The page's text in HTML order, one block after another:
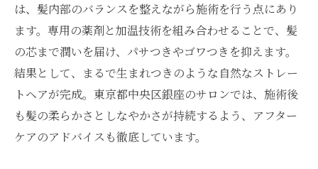
は、髪内部のバランスを整えながら施術を行う点にあり
ます。専用の薬剤と加温技術を組み合わせることで、髪
の芯まで潤いを届け、パサつきやゴワつきを抑えます。
結果として、まるで生まれつきのような自然なストレー
トヘアが完成。東京都中央区銀座のサロンでは、施術後
も髪の柔らかさとしなやかさが持続するよう、アフター
ケアのアドバイスも徹底しています。